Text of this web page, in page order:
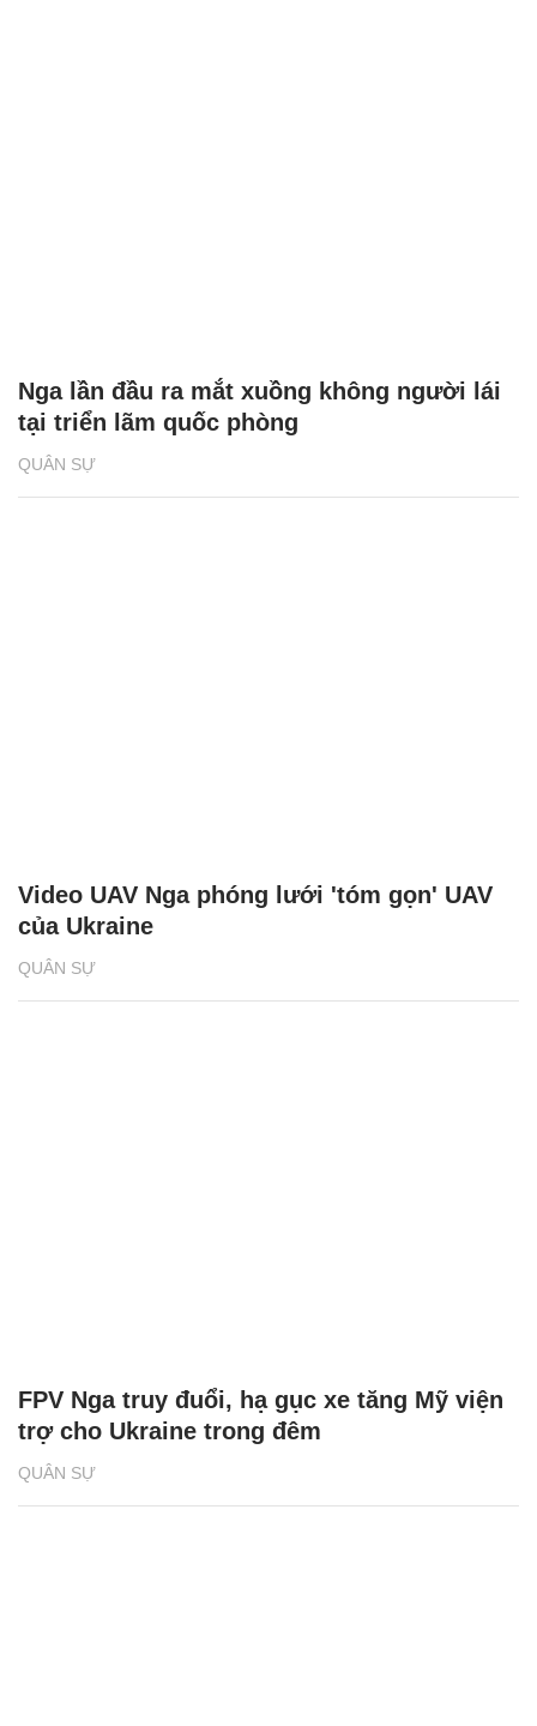
QUÂN SỰ
Nga lần đầu ra mắt xuồng không người lái
tại triển lãm quốc phòng
QUÂN SỰ
Video UAV Nga phóng lưới 'tóm gọn' UAV
của Ukraine
QUÂN SỰ
FPV Nga truy đuổi, hạ gục xe tăng Mỹ viện
trợ cho Ukraine trong đêm